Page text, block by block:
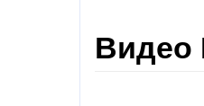
Видео